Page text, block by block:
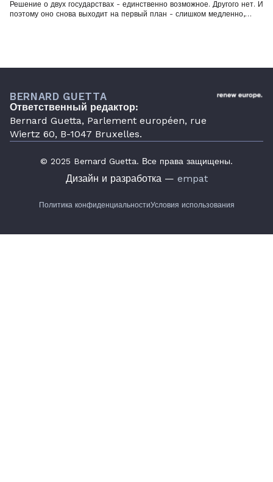
Решение о двух государствах - единственно возможное. Другого нет. И
поэтому оно снова выходит на первый план - слишком медленно,…
BERNARD GUETTA
Ответственный редактор:
Bernard Guetta, Parlement européen, rue
Wiertz 60, B-1047 Bruxelles.
© 2025 Bernard Guetta. Все права защищены.
Дизайн и разработка — empat
Политика конфиденциальностиУсловия использования